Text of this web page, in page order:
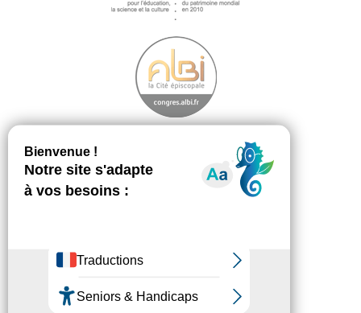
menu
La démarche
Téléchargement